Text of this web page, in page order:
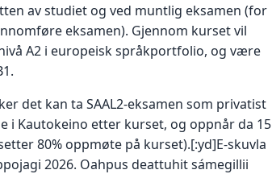
av studiet og ved muntlig eksamen (for
eksamen). Gjennom kurset vil
A2 i europeisk språkportfolio, og være
det kan ta SAAL2-eksamen som privatist
i Kautokeino etter kurset, og oppnår da 15
80% oppmøte på kurset).[:yd]E-skuvla
2026. Oahpus deattuhit sámegillii